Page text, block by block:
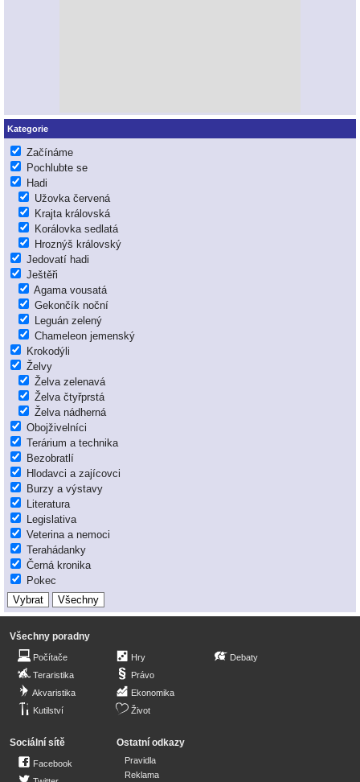
Kategorie
Začínáme
Pochlubte se
Hadi
Užovka červená
Krajta královská
Korálovka sedlatá
Hroznýš královský
Jedovatí hadi
Ještěři
Agama vousatá
Gekončík noční
Leguán zelený
Chameleon jemenský
Krokodýli
Želvy
Želva zelenavá
Želva čtyřprstá
Želva nádherná
Obojživelníci
Terárium a technika
Bezobratlí
Hlodavci a zajícovci
Burzy a výstavy
Literatura
Legislativa
Veterina a nemoci
Terahádanky
Černá kronika
Pokec
Všechny poradny
Počítače
Teraristika
Akvaristika
Kutilství
Hry
Právo
Ekonomika
Život
Debaty
Sociální sítě
Facebook
Ostatní odkazy
Pravidla
Reklama